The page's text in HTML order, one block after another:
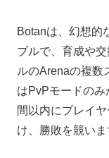
Botanは、幻想的
ブルで、育成や
ルのArenaの複数
はPvPモードの
間以内にプレイ
け、勝敗を競いま